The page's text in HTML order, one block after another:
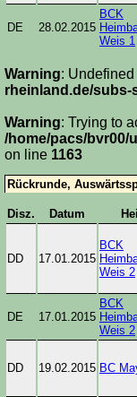
DE 28.02.2015
BCK
Weis 1
Warning:
rheinland.de/
Warning: Trying to
/home/pacs/bvr00/
on line 1163
Rückrunde,
Disz. Datum
DD 17.01.2015
BCK
Weis 2
DE 17.01.2015
BCK
Weis 2
DD 19.02.2015 BC